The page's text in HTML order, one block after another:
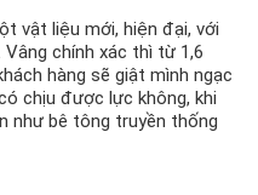
vật liệu mới, hiện đại, với
chính xác thì từ 1,6
hàng sẽ giật mình ngạc
chịu được lực không, khi
như bê tông truyền thống